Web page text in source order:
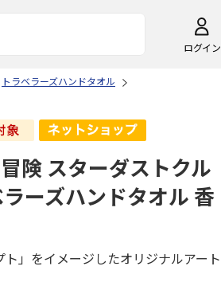
ログイン
トラベラーズハンドタオル
険 スターダストクル
ーズハンドタオル 香
ト」をイメージしたオリジナルアート